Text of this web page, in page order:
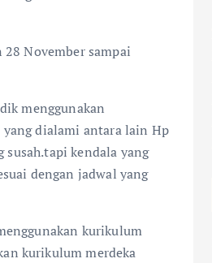
November sampai
menggunakan
yang dialami antara lain Hp
kendala yang
dengan jadwal yang
kurikulum
kurikulum merdeka